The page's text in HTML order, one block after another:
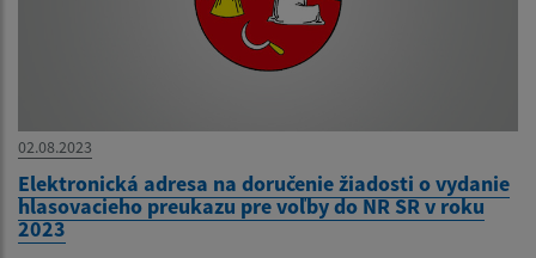
02.08.2023
Elektronická adresa na doručenie žiadosti o vydanie
hlasovacieho preukazu pre voľby do NR SR v roku
2023